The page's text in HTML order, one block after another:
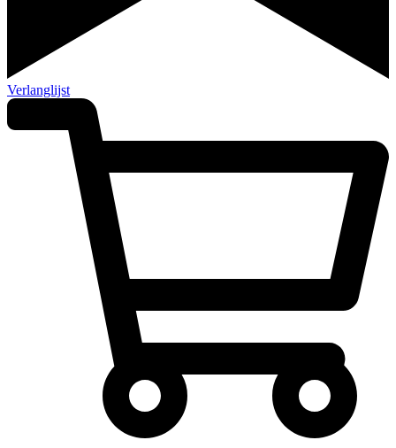
Verlanglijst